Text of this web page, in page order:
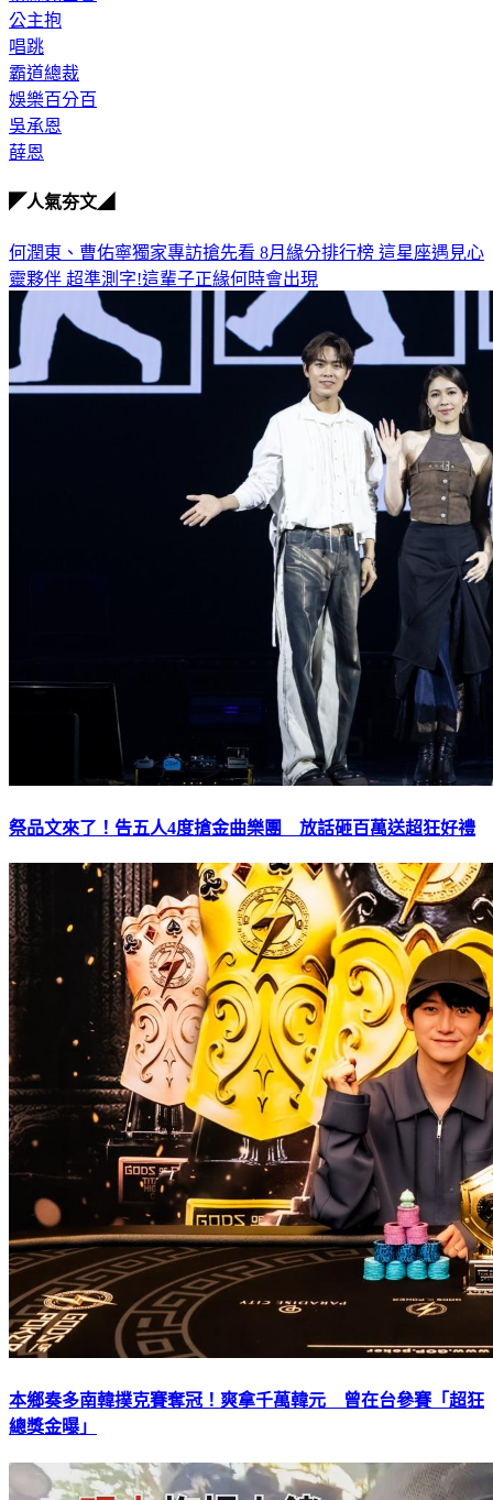
公主抱
唱跳
霸道總裁
娛樂百分百
吳承恩
薛恩
◤人氣夯文◢
何潤東、曹佑寧獨家專訪搶先看 8月緣分排行榜 這星座遇見心
靈夥伴 超準測字!這輩子正緣何時會出現
祭品文來了！告五人4度搶金曲樂團 放話砸百萬送超狂好禮
本鄉奏多南韓撲克賽奪冠！爽拿千萬韓元 曾在台參賽「超狂
總獎金曝」